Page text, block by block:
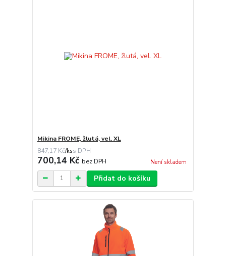
Mikina FROME, žlutá, vel. XL
847,17 Kč/ks
700,14 Kč bez DPH Není skladem
Přidat do košíku